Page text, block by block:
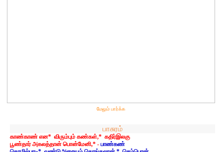
மேலும் பார்க்க
பாசுரம்
காண்காண் என* விரும்பும் கண்கள்,* கதிர்இலகு
பூண்தார் அகலத்தான் பொன்மேனி,* - பாண்கண்